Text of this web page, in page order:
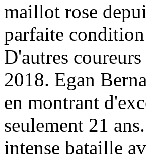
maillot rose
parfaite
D'autres
2018. Egan
en montrant
seulement 21
intense bataille